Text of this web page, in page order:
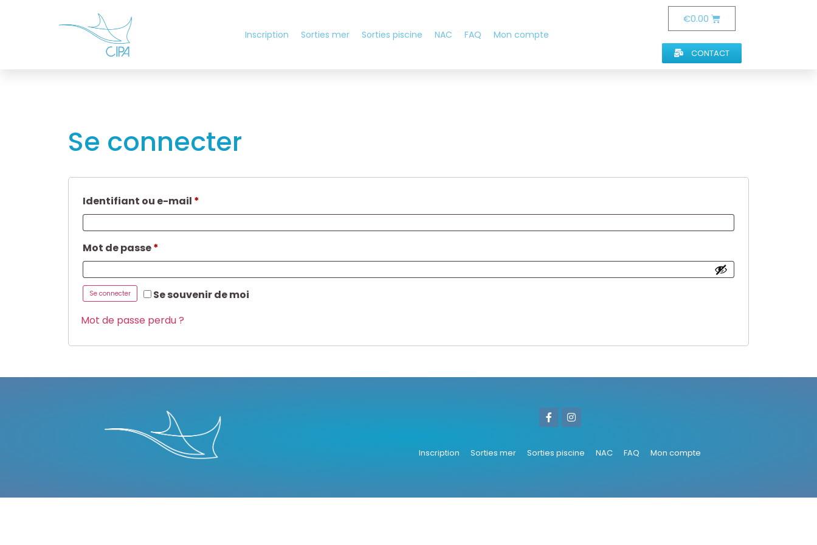
Inscription Sorties mer Sorties piscine NAC FAQ Mon compte
€0.00
CONTACT
Se connecter
Identifiant ou e-mail *
Mot de passe*
Se souvenir de moi
Se connecter
Mot de passe perdu ?
Inscription Sorties mer Sorties piscine NAC FAQ Mon compte